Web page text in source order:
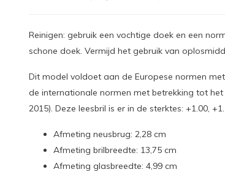
Reinigen: gebruik een vochtige doek en een
schone doek. Vermijd het gebruik van
Dit model voldoet aan de Europese normen
de internationale normen met betrekking tot
2015). Deze leesbril is er in de sterktes: +1.00,
Afmeting neusbrug: 2,28 cm
Afmeting brilbreedte: 13,75 cm
Afmeting glasbreedte: 4,99 cm